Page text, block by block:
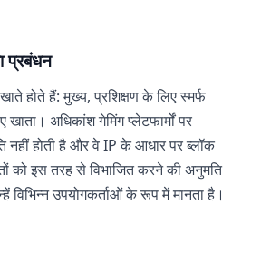
प्रबंधन
होते हैं: मुख्य, प्रशिक्षण के लिए स्मर्फ
खाता। अधिकांश गेमिंग प्लेटफार्मों पर
नहीं होती है और वे IP के आधार पर ब्लॉक
को इस तरह से विभाजित करने की अनुमति
विभिन्न उपयोगकर्ताओं के रूप में मानता है।